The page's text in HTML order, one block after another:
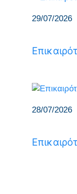
29/07/2026
28/07/2026